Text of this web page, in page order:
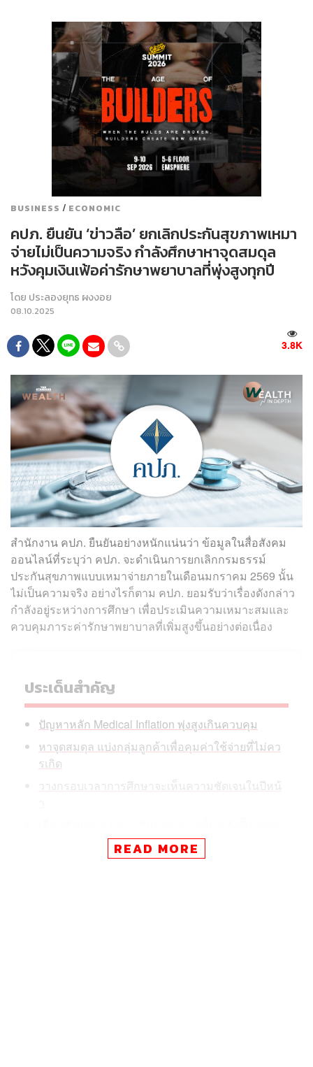
BUSINESS / ECONOMIC
คปภ. ยืนยัน ‘ข่าวลือ’ ยกเลิกประกันสุขภาพเหมา
จ่ายไม่เป็นความจริง กำลังศึกษาหาจุดสมดุล
หวังคุมเงินเฟ้อค่ารักษาพยาบาลที่พุ่งสูงทุกปี
โดย ประลองยุทธ ผงงอย
08.10.2025
3.8K
สำนักงาน คปภ. ยืนยันอย่างหนักแน่นว่า ข้อมูลในสื่อสังคม
ออนไลน์ที่ระบุว่า คปภ. จะดำเนินการยกเลิกกรมธรรม์
ประกันสุขภาพแบบเหมาจ่ายภายในเดือนมกราคม 2569 นั้น
ไม่เป็นความจริง อย่างไรก็ตาม คปภ. ยอมรับว่าเรื่องดังกล่าว
กำลังอยู่ระหว่างการศึกษา เพื่อประเมินความเหมาะสมและ
ควบคุมภาระค่ารักษาพยาบาลที่เพิ่มสูงขึ้นอย่างต่อเนื่อง
ประเด็นสำคัญ
ปัญหาหลัก Medical Inflation พุ่งสูงเกินควบคุม
หาจุดสมดุล แบ่งกลุ่มลูกค้าเพื่อคุมค่าใช้จ่ายที่ไม่คว
รเกิด
วางกรอบเวลาการศึกษาจะเห็นความชัดเจนในปีหน้
ายอาจโดนถอนใบอนุญาต
READ MORE